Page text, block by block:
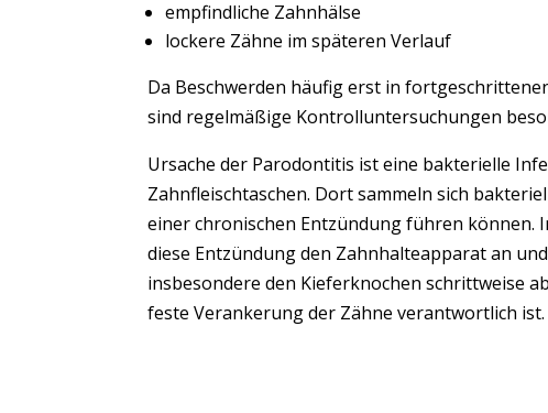
empfindliche Zahnhälse
lockere Zähne im späteren Verlauf
Da Beschwerden häufig erst in
sind regelmäßige Kontrolluntersuchungen
Ursache der Parodontitis ist eine bakterielle
Zahnfleischtaschen. Dort sammeln sich
einer chronischen Entzündung führen können.
diese Entzündung den Zahnhalteapparat an
insbesondere den Kieferknochen schrittweise
feste Verankerung der Zähne verantwortlich ist.